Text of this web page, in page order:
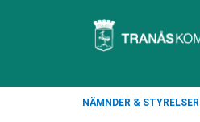
NÄMNDER & STYRELSER